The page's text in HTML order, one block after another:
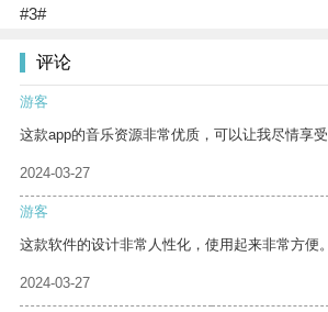
#3#
评论
游客
这款app的音乐资源非常优质，可以让我尽情享受
2024-03-27
游客
这款软件的设计非常人性化，使用起来非常方便。
2024-03-27